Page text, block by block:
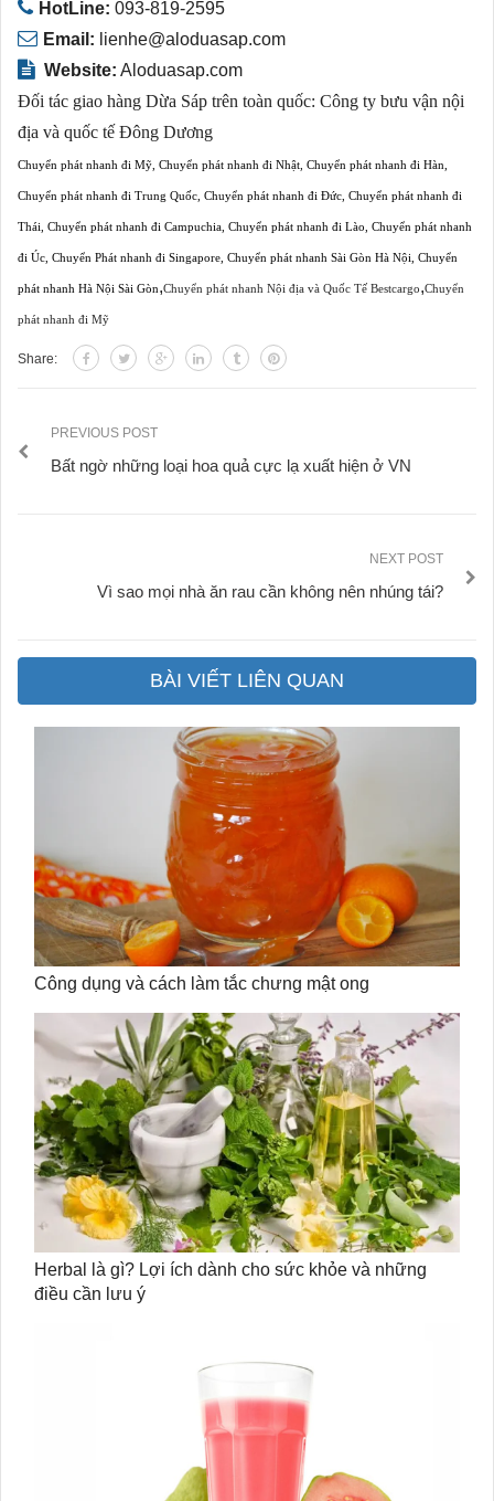
HotLine: 093-819-2595
Email: lienhe@aloduasap.com
Website: Aloduasap.com
Đối tác giao hàng Dừa Sáp trên toàn quốc: Công ty bưu vận nội
địa và quốc tế Đông Dương
Chuyển phát nhanh đi Mỹ Chuyển phát nhanh đi Nhật Chuyển phát nhanh đi Hàn
Chuyển phát nhanh đi Trung Quốc Chuyển phát nhanh đi Đức Chuyển phát nhanh đi
Thái Chuyển phát nhanh đi Campuchia Chuyển phát nhanh đi Lào Chuyển phát nhanh
đi Úc Chuyển Phát nhanh đi Singapore Chuyển phát nhanh Sài Gòn Hà Nội Chuyển
phát nhanh Hà Nội Sài Gòn,Chuyển phát nhanh Nội địa và Quốc Tế Bestcargo,Chuyển
phát nhanh đi Mỹ
Share:
PREVIOUS POST
Bất ngờ những loại hoa quả cực lạ xuất hiện ở VN
NEXT POST
Vì sao mọi nhà ăn rau cần không nên nhúng tái?
BÀI VIẾT LIÊN QUAN
Công dụng và cách làm tắc chưng mật ong
Herbal là gì? Lợi ích dành cho sức khỏe và những
điều cần lưu ý